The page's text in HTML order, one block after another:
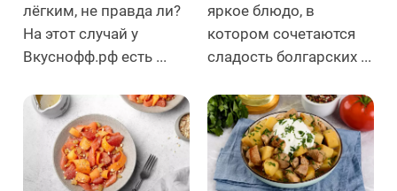
лёгким, не правда ли?
На этот случай у
Вкуснофф.рф есть ...
яркое блюдо, в
котором сочетаются
сладость болгарских ...